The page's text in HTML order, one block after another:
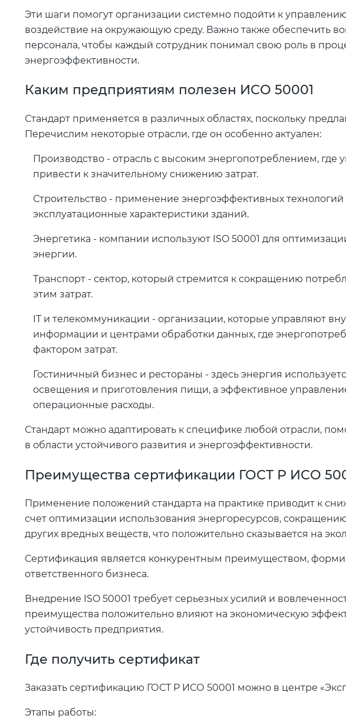
Эти шаги помогут организации системно подойти к
воздействие на окружающую среду. Важно также обеспечить
персонала, чтобы каждый сотрудник понимал свою роль в
энергоэффективности.
Каким предприятиям полезен ИСО 50001
Стандарт применяется в различных областях, поскольку
Перечислим некоторые отрасли, где он особенно актуален:
Производство - отрасль с высоким энергопотреблением, где
привести к значительному снижению затрат.
Строительство - применение энергоэффективных
эксплуатационные характеристики зданий.
Энергетика - компании используют ISO 50001 для
энергии.
Транспорт - сектор, который стремится к сокращению
этим затрат.
IT и телекоммуникации - организации, которые управляют
информации и центрами обработки данных, где
фактором затрат.
Гостиничный бизнес и рестораны - здесь энергия
освещения и приготовления пищи, а эффективное
операционные расходы.
Стандарт можно адаптировать к специфике любой отрасли,
в области устойчивого развития и энергоэффективности.
Преимущества сертификации ГОСТ Р ИСО
Применение положений стандарта на практике приводит к
счет оптимизации использования энергоресурсов,
других вредных веществ, что положительно сказывается на
Сертификация является конкурентным преимуществом,
ответственного бизнеса.
Внедрение ISO 50001 требует серьезных усилий и
преимущества положительно влияют на экономическую
устойчивость предприятия.
Где получить сертификат
Заказать сертификацию ГОСТ Р ИСО 50001 можно в центре
Этапы работы: